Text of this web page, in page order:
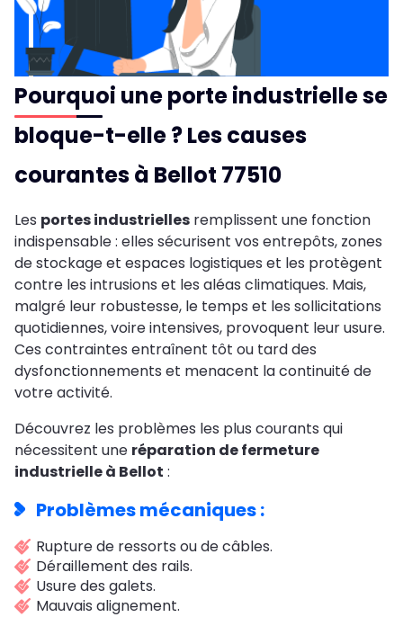
Pourquoi une porte industrielle se
bloque-t-elle ? Les causes
courantes à Bellot 77510
Les portes industrielles remplissent une fonction
indispensable : elles sécurisent vos entrepôts, zones
de stockage et espaces logistiques et les protègent
contre les intrusions et les aléas climatiques. Mais,
malgré leur robustesse, le temps et les sollicitations
quotidiennes, voire intensives, provoquent leur usure.
Ces contraintes entraînent tôt ou tard des
dysfonctionnements et menacent la continuité de
votre activité.
Découvrez les problèmes les plus courants qui
nécessitent une réparation de fermeture
industrielle à Bellot :
Problèmes mécaniques :
Rupture de ressorts ou de câbles.
Déraillement des rails.
Usure des galets.
Mauvais alignement.